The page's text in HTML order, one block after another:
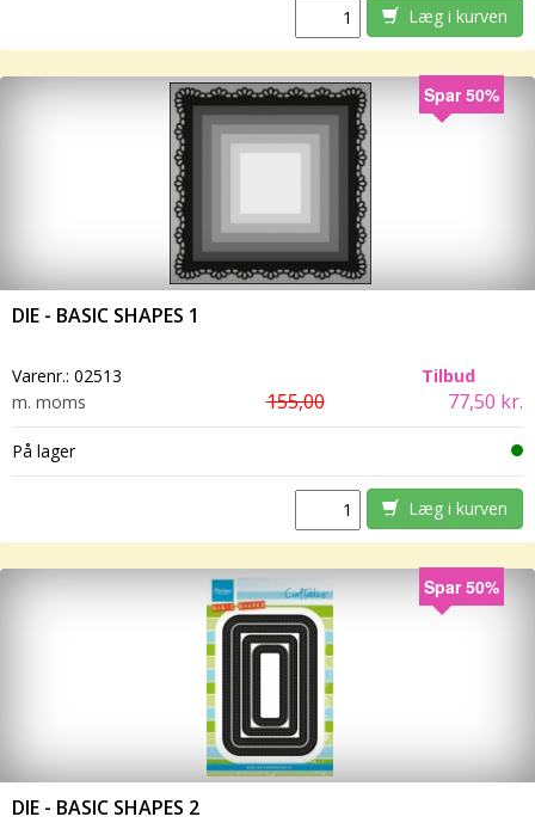
Læg i kurven
Spar 50%
DIE - BASIC SHAPES 1
Varenr.: 02513
Tilbud
m. moms
155,00 77,50 kr.
På lager
Læg i kurven
Spar 50%
DIE - BASIC SHAPES 2